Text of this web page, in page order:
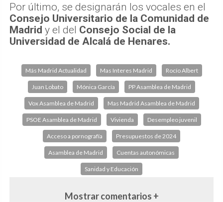
Por último, se designarán los vocales en el
Consejo Universitario de la Comunidad de
Madrid y el del Consejo Social de la
Universidad de Alcalá de Henares.
Más Madrid Actualidad Mas Interes Madrid Rocío Albert
Juan Lobato Mónica García PP Asamblea de Madrid
Vox Asamblea de Madrid Mas Madrid Asamblea de Madrid
PSOE Asamblea de Madrid Vivienda Desempleo juvenil
Acceso a pornografía Presupuestos de 2024
Asamblea de Madrid Cuentas autonómicas
Sanidad y Educación
Mostrar comentarios +